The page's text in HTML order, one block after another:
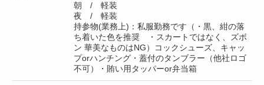
朝 / 軽装
夜 / 軽装
持参物(業務上)：私服勤務です（・黒、紺の落
ち着いた色を推奨 ・スカートではなく、ズボ
ン 華美なものはNG）コックシューズ、キャッ
プorハンチング・蓋付のタンブラー（他社ロゴ
不可）・賄い用タッパーor弁当箱